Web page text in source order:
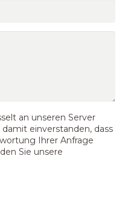
an unseren Server
einverstanden, dass
Ihrer Anfrage
Sie unsere